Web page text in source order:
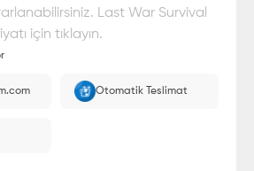
Last War Survival
için tıklayın.
Otomatik Teslimat